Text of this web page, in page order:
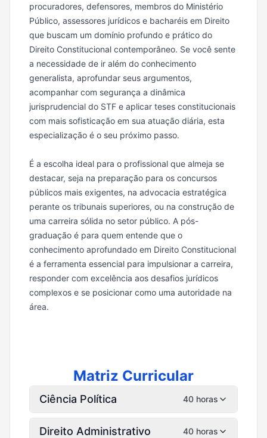
procuradores, defensores, membros do Ministério
Público, assessores jurídicos e bacharéis em Direito
que buscam um domínio profundo e prático do
Direito Constitucional contemporâneo. Se você sente
a necessidade de ir além do conhecimento
generalista, aprofundar seus argumentos,
acompanhar com segurança a dinâmica
jurisprudencial do STF e aplicar teses constitucionais
com mais sofisticação em sua atuação diária, esta
especialização é o seu próximo passo.
É a escolha ideal para o profissional que almeja se
destacar, seja na preparação para os concursos
públicos mais exigentes, na advocacia estratégica
perante os tribunais superiores, ou na construção de
uma carreira sólida no setor público. A pós-
graduação é para quem entende que o
conhecimento aprofundado em Direito Constitucional
é a ferramenta essencial para impulsionar a carreira,
responder com excelência aos desafios jurídicos
complexos e se posicionar como uma autoridade na
área.
Matriz Curricular
Ciência Política 40 horas
Direito Administrativo 40 horas